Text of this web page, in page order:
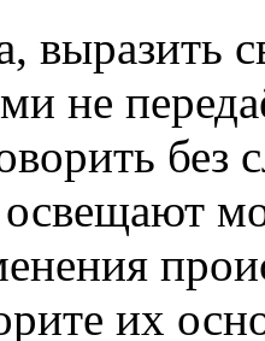
выразить
не
без
их